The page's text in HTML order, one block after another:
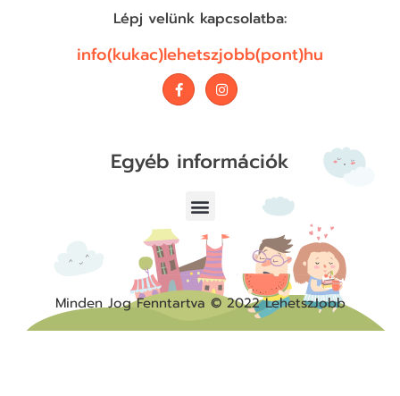
Lépj velünk kapcsolatba:
info(kukac)lehetszjobb(pont)hu
Egyéb információk
Minden Jog Fenntartva © 2022 LehetszJobb